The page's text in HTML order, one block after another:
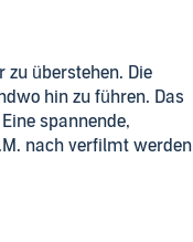
zu überstehen. Die
spannende,
nach verfilmt werden